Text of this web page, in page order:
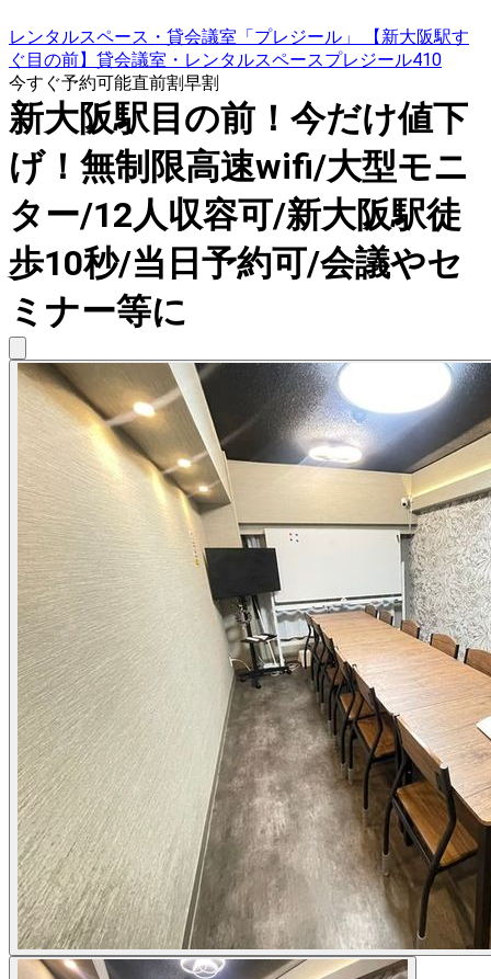
レンタルスペース・貸会議室「プレジール」 【新大阪駅す
ぐ目の前】貸会議室・レンタルスペースプレジール410
今すぐ予約可能直前割早割
新大阪駅目の前！今だけ値下
げ！無制限高速wifi/大型モニ
ター/12人収容可/新大阪駅徒
歩10秒/当日予約可/会議やセ
ミナー等に